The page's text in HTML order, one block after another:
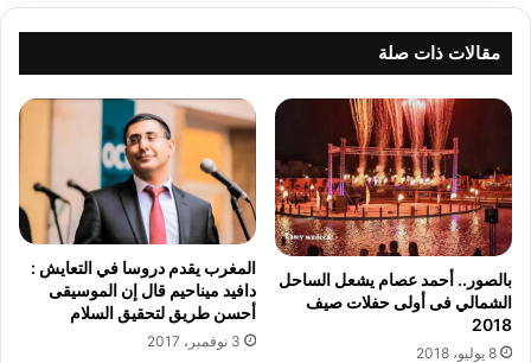
ا
م
ر
ي
ك
ي
ة
ت
ص
ر
خ
ذ
ع
د
ة
ت
د
ا
مقالات ذات صلة
بالصور.. أحمد عصام يشعل الساحل
الشمالي فى أولى حفلات صيف
2018
8 يوليو، 2018
المغرب يقدم دروسا في التعايش :
دافيد ميناحيم قال إن الموسيقى
أحسن طريق لتحقيق السلام
3 نوفمبر، 2017